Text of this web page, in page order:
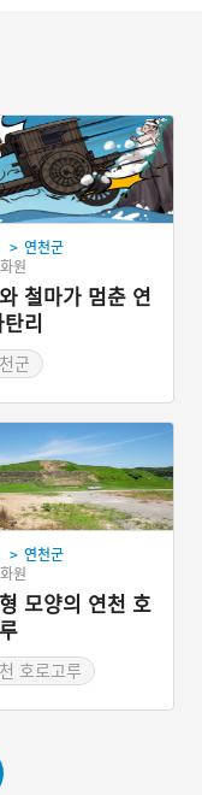
> 연천군
원
철마가 멈춘 연
리
군
지명유래
> 연천군
원
모양의 연천 호
호로고루